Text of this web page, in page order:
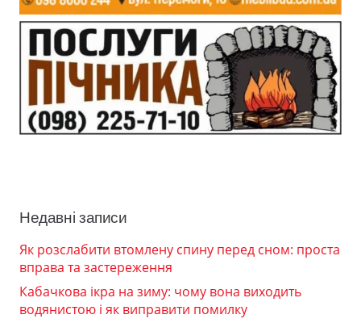
Недавні записи
Як розслабити втомлену спину перед сном: проста
вправа та застереження
Кабачкова ікра на зиму: чому вона виходить
водянистою і як виправити помилку